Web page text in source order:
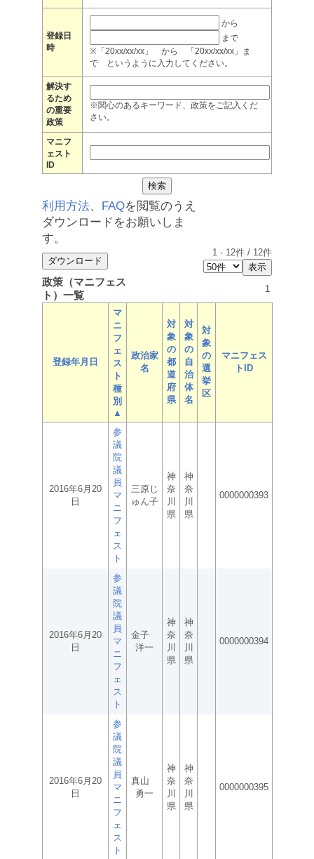
登録日
時
から
まで
※「20xx/xx/xx」 から 「20xx/xx/xx」ま
で というように入力してください。
解決す
るため
の重要
政策
※関心のあるキーワード、政策をご記入くだ
さい。
マニフ
ェスト
ID
利用方法、 FAQを閲覧のうえ
ダウンロードをお願いしま
す。
1 - 12件 / 12件
政策（マニフェス
ト）一覧
1
登録年月日
マ
ニ
フ
ェ
ス
ト
種
別
▲
政治家
名
対
象
の
都
道
府
県
対
象
の
自
治
体
名
対
象
の
選
挙
区
マニフェス
トID
2016年6月20
日
参
議
院
議
員
マ
ニ
フ
ェ
ス
ト
三原じ
ゅん子
神
奈
川
県
神
奈
川
県
0000000393
2016年6月20
日
参
議
院
議
員
マ
ニ
フ
ェ
ス
ト
金子
洋一
神
奈
川
県
神
奈
川
県
0000000394
2016年6月20
日
参
議
院
議
員
マ
ニ
フ
ェ
ス
ト
真山
勇一
神
奈
川
県
神
奈
川
県
0000000395